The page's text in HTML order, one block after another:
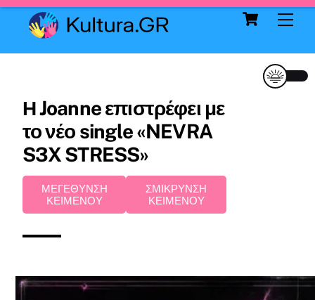
Skip
content
Cart
Η Joanne επιστρέφει με
το νέο single «NEVRA
S3X STRESS»
ΜΕΓΕΘΥΝΣΗ
ΚΕΙΜΕΝΟΥ
ΣΜΙΚΡΥΝΣΗ
ΚΕΙΜΕΝΟΥ